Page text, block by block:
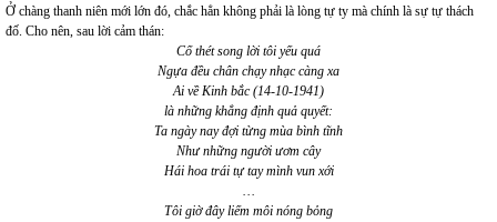
Ở chàng thanh niên mới lớn đó, chắc hẳn không phải là lòng tự ty mà chính là sự tự thách
đố. Cho nên, sau lời cảm thán:
Cố thét song lời tôi yếu quá
Ngựa đều chân chạy nhạc càng xa
Ai về Kinh bắc (14-10-1941)
là những khẳng định quả quyết:
Ta ngày nay đợi từng mùa bình tĩnh
Như những người ươm cây
Hái hoa trái tự tay mình vun xới
…
Tôi giờ đây liếm môi nóng bỏng